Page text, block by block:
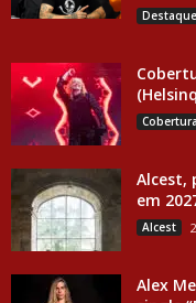
Destaque
Alcest,
em
Alcest
Alex